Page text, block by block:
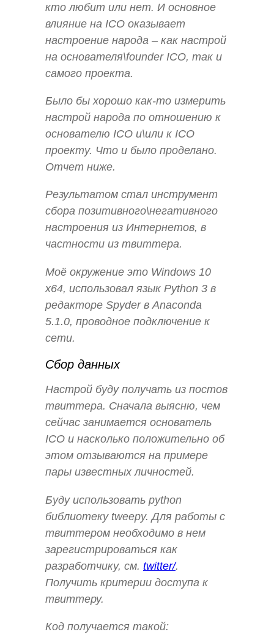
кто любит или нет. И основное
влияние на ICO оказывает
настроение народа – как настрой
на основателя\founder ICO, так и
самого проекта.
Было бы хорошо как-то измерить
настрой народа по отношению к
основателю ICO и\или к ICO
проекту. Что и было проделано.
Отчет ниже.
Результатом стал инструмент
сбора позитивного\негативного
настроения из Интернетов, в
частности из твиттера.
Моё окружение это Windows 10
x64, использовал язык Python 3 в
редакторе Spyder в Anaconda
5.1.0, проводное подключение к
сети.
Сбор данных
Настрой буду получать из постов
твиттера. Сначала выясню, чем
сейчас занимается основатель
ICO и насколько положительно об
этом отзываются на примере
пары известных личностей.
Буду использовать python
библиотеку tweepy. Для работы с
твиттером необходимо в нем
зарегистрироваться как
разработчику, см. twitter/.
Получить критерии доступа к
твиттеру.
Код получается такой: